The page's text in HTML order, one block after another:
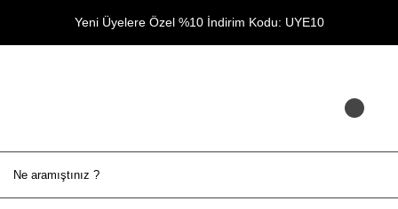
Yeni Üyelere Özel %10 İndirim Kodu: UYE10